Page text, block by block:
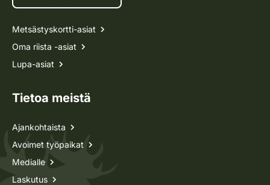
Metsästyskortti-asiat
Oma riista -asiat
Lupa-asiat
Tietoa meistä
Ajankohtaista
Avoimet työpaikat
Medialle
Laskutus